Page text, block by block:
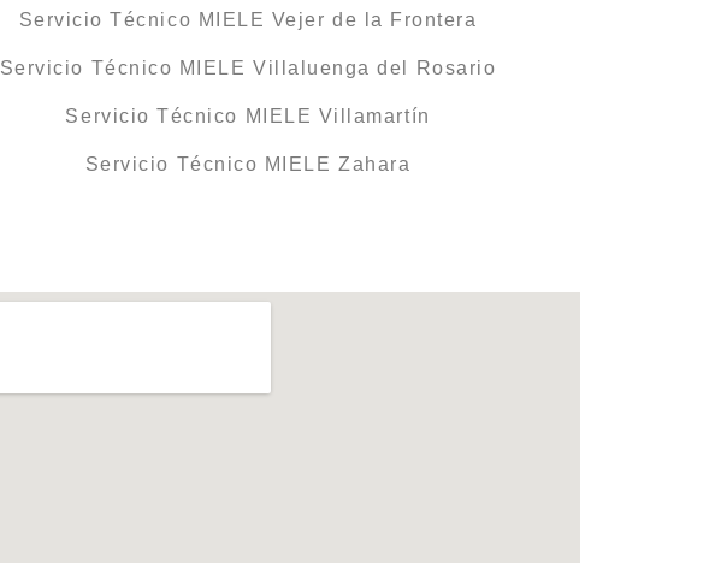
Servicio Técnico MIELE Vejer de la Frontera
Servicio Técnico MIELE Villaluenga del Rosario
Servicio Técnico MIELE Villamartín
Servicio Técnico MIELE Zahara